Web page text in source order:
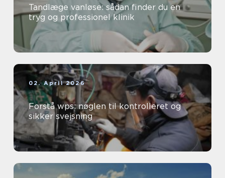
Tandlæge vanløse: sådan finder du en
tryg og professionel klinik
02. April 2026
Forstå wps: nøglen til kontrolleret og
sikker svejsning